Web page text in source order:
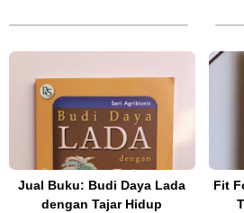
Jual Buku: Budi Daya Lada
dengan Tajar Hidup
Fit